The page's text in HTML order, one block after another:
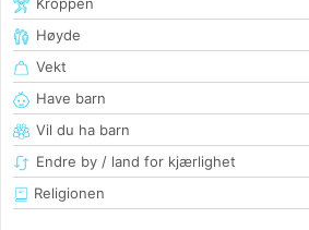
Høyde
Vekt
Have barn
Vil du ha barn
Endre by / land for kjærlighet
Religionen